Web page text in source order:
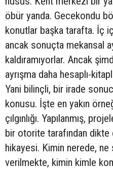
öbür yanda. Gecekondu
konutlar başka tarafta. İç
ancak sonuçta mekansal
kaldıramıyorlar. Ancak
ayrışma daha hesaplı-
Yani bilinçli, bir irade
konusu. İşte en yakın
çılgınlığı. Yapılanmış,
bir otorite tarafından dikte
hikayesi. Kimin nerede, ne
verilmekte, kimin kimle